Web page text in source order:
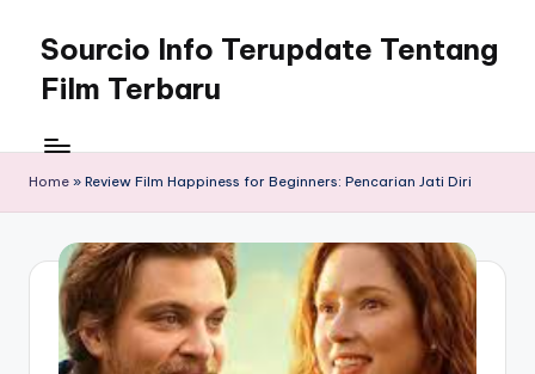
content
Sourcio Info Terupdate Tentang
Film Terbaru
Home » Review Film Happiness for Beginners: Pencarian Jati Diri